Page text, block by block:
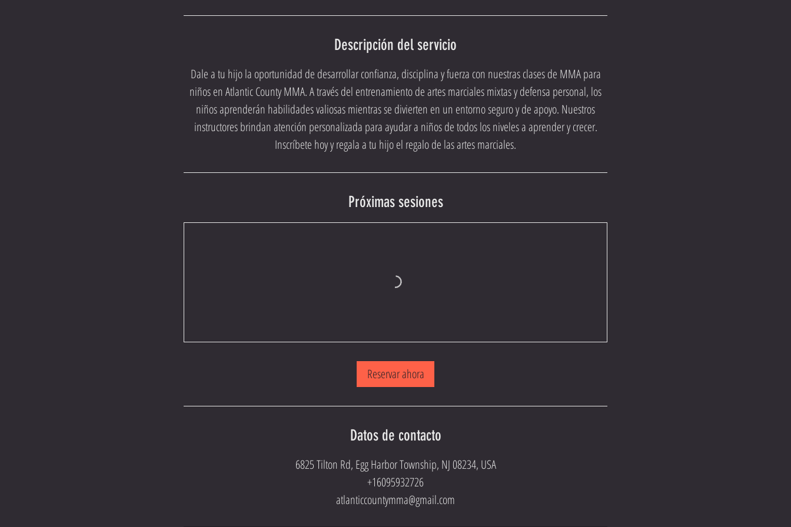
a
ó
n
v
a
r
Descripción del servicio
Dale a tu hijo la oportunidad de desarrollar confianza, disciplina y fuerza con nuestras clases de MMA para
niños en Atlantic County MMA. A través del entrenamiento de artes marciales mixtas y defensa personal, los
niños aprenderán habilidades valiosas mientras se divierten en un entorno seguro y de apoyo. Nuestros
instructores brindan atención personalizada para ayudar a niños de todos los niveles a aprender y crecer.
Inscríbete hoy y regala a tu hijo el regalo de las artes marciales.
Próximas sesiones
Reservar ahora
Datos de contacto
6825 Tilton Rd, Egg Harbor Township, NJ 08234, USA
+16095932726
atlanticcountymma@gmail.com